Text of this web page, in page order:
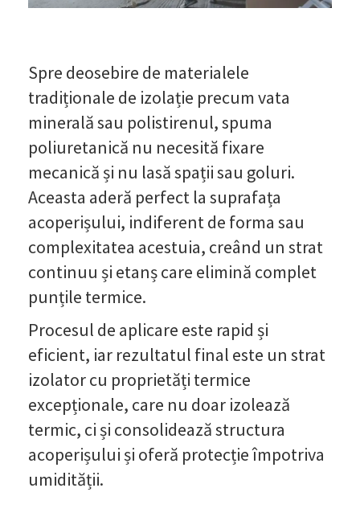
Spre deosebire de materialele
tradiționale de izolație precum vata
minerală sau polistirenul, spuma
poliuretanică nu necesită fixare
mecanică și nu lasă spații sau goluri.
Aceasta aderă perfect la suprafața
acoperișului, indiferent de forma sau
complexitatea acestuia, creând un strat
continuu și etanș care elimină complet
punțile termice.
Procesul de aplicare este rapid și
eficient, iar rezultatul final este un strat
izolator cu proprietăți termice
excepționale, care nu doar izolează
termic, ci și consolidează structura
acoperișului și oferă protecție împotriva
umidității.